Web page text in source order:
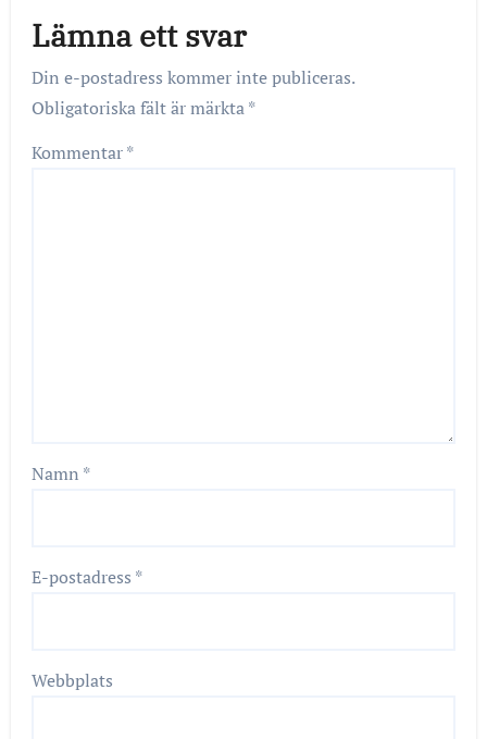
Lämna ett svar
Din e-postadress kommer inte publiceras.
Obligatoriska fält är märkta*
Kommentar*
Namn *
E-postadress *
Webbplats